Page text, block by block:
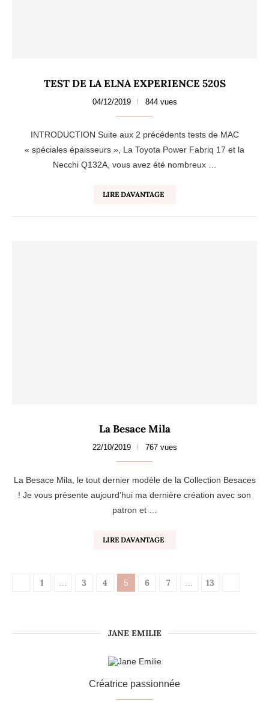
TEST DE LA ELNA EXPERIENCE 520S
04/12/2019 844 vues
INTRODUCTION Suite aux 2 précédents tests de MAC
« spéciales épaisseurs », La Toyota Power Fabriq 17 et la
Necchi Q132A, vous avez été nombreux …
LIRE DAVANTAGE
La Besace Mila
22/10/2019 767 vues
La Besace Mila, le tout dernier modèle de la Collection Besaces
! Je vous présente aujourd’hui ma dernière création avec son
patron et …
LIRE DAVANTAGE
1 … 3 4 5 6 7 … 13
JANE EMILIE
Créatrice passionnée